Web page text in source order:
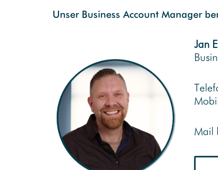
Unser Business Account Manager
Jan
Mail